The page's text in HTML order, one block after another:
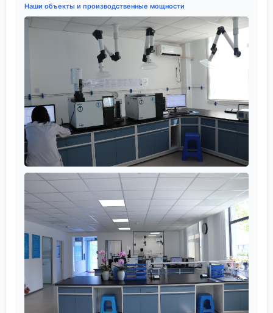
Наши объекты и производственные мощности